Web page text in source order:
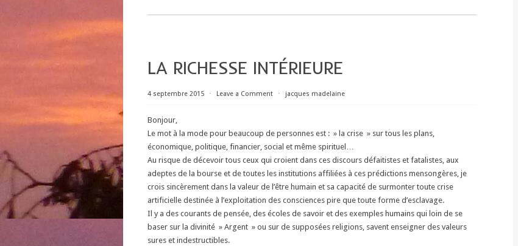
LA RICHESSE INTÉRIEURE
4 septembre 2015 ⋅ Leave a Comment ⋅ jacques madelaine
Bonjour,
Le mot à la mode pour beaucoup de personnes est : » la crise » sur tous les plans,
économique, politique, financier, social et même spirituel…
Au risque de décevoir tous ceux qui croient dans ces discours défaitistes et fatalistes, aux
adeptes de la bourse et de toutes les institutions affiliées à ces prédictions mensongères, je
crois sincèrement dans la valeur de l’être humain et sa capacité de surmonter toute crise
artificielle destinée à l’exploitation des consciences pire que toute forme d’esclavage.
Il y a des courants de pensée, des écoles de savoir et des exemples humains qui loin de se
baser sur la divinité » Argent » ou sur de supposées religions, savent enseigner des valeurs
sures et indestructibles.